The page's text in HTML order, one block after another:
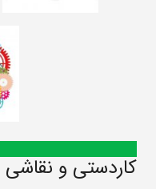
کاردستی و نقاشی